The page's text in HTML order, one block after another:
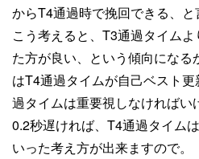
からT4通過時で挽回できる、と
こう考えると、T3通過タイム
た方が良い、という傾向にな
はT4通過タイムが自己ベスト
過タイムは重要視しなければい
0.2秒遅ければ、T4通過タイム
いった考え方が出来ますので。